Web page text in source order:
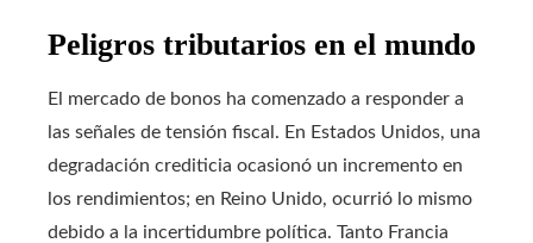
Peligros tributarios en el mundo
El mercado de bonos ha comenzado a responder a
las señales de tensión fiscal. En Estados Unidos, una
degradación crediticia ocasionó un incremento en
los rendimientos; en Reino Unido, ocurrió lo mismo
debido a la incertidumbre política. Tanto Francia